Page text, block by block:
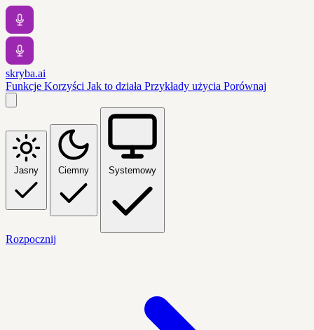
skryba.ai
Funkcje Korzyści Jak to działa Przykłady użycia Porównaj
Jasny Ciemny Systemowy
Rozpocznij